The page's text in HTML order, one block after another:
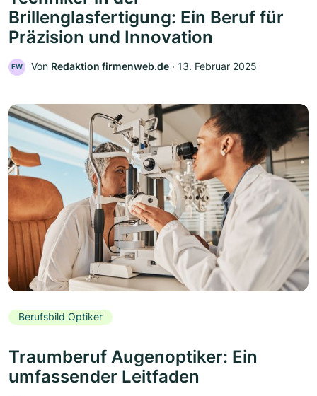
Brillenglasfertigung: Ein Beruf für
Präzision und Innovation
FW Von Redaktion firmenweb.de ‧ 13. Februar 2025
Berufsbild Optiker
Traumberuf Augenoptiker: Ein
umfassender Leitfaden